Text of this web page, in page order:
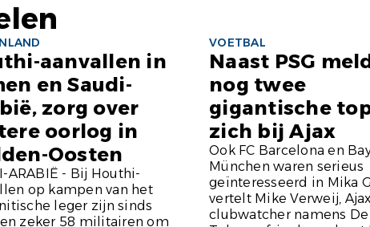
aanvallen in
en Saudi-
zorg over
oorlog in
Oosten
ARABIË - Bij Houthi-
op kampen van het
leger zijn sinds
zeker 58 militairen om
VOETBAL
Naast PSG
nog twee
gigantische
zich bij Ajax
Ook FC Barcelona en
München waren serieus
geïnteresseerd in Mika
vertelt Mike Verweij,
clubwatcher namens De